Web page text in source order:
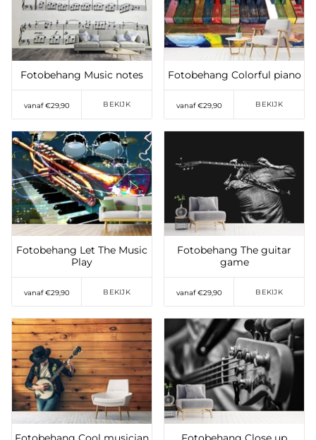
Toevoegen aan
verlanglijst
Fotobehang Music notes
vanaf €29,90 BEKIJK
Toevoegen aan
verlanglijst
Fotobehang Colorful piano
vanaf €29,90 BEKIJK
Toevoegen aan
verlanglijst
Fotobehang Let The Music
Play
vanaf €29,90 BEKIJK
Toevoegen aan
verlanglijst
Fotobehang The guitar
game
vanaf €29,90 BEKIJK
Toevoegen aan
verlanglijst
Toevoegen aan
verlanglijst